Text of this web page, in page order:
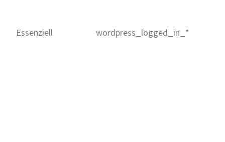
Essenziell wordpress_logged_in_*